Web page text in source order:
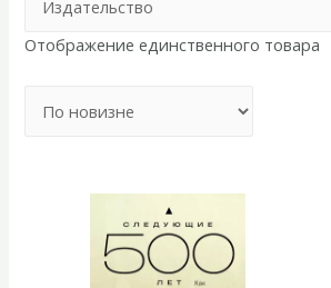
Отображение единственного товара